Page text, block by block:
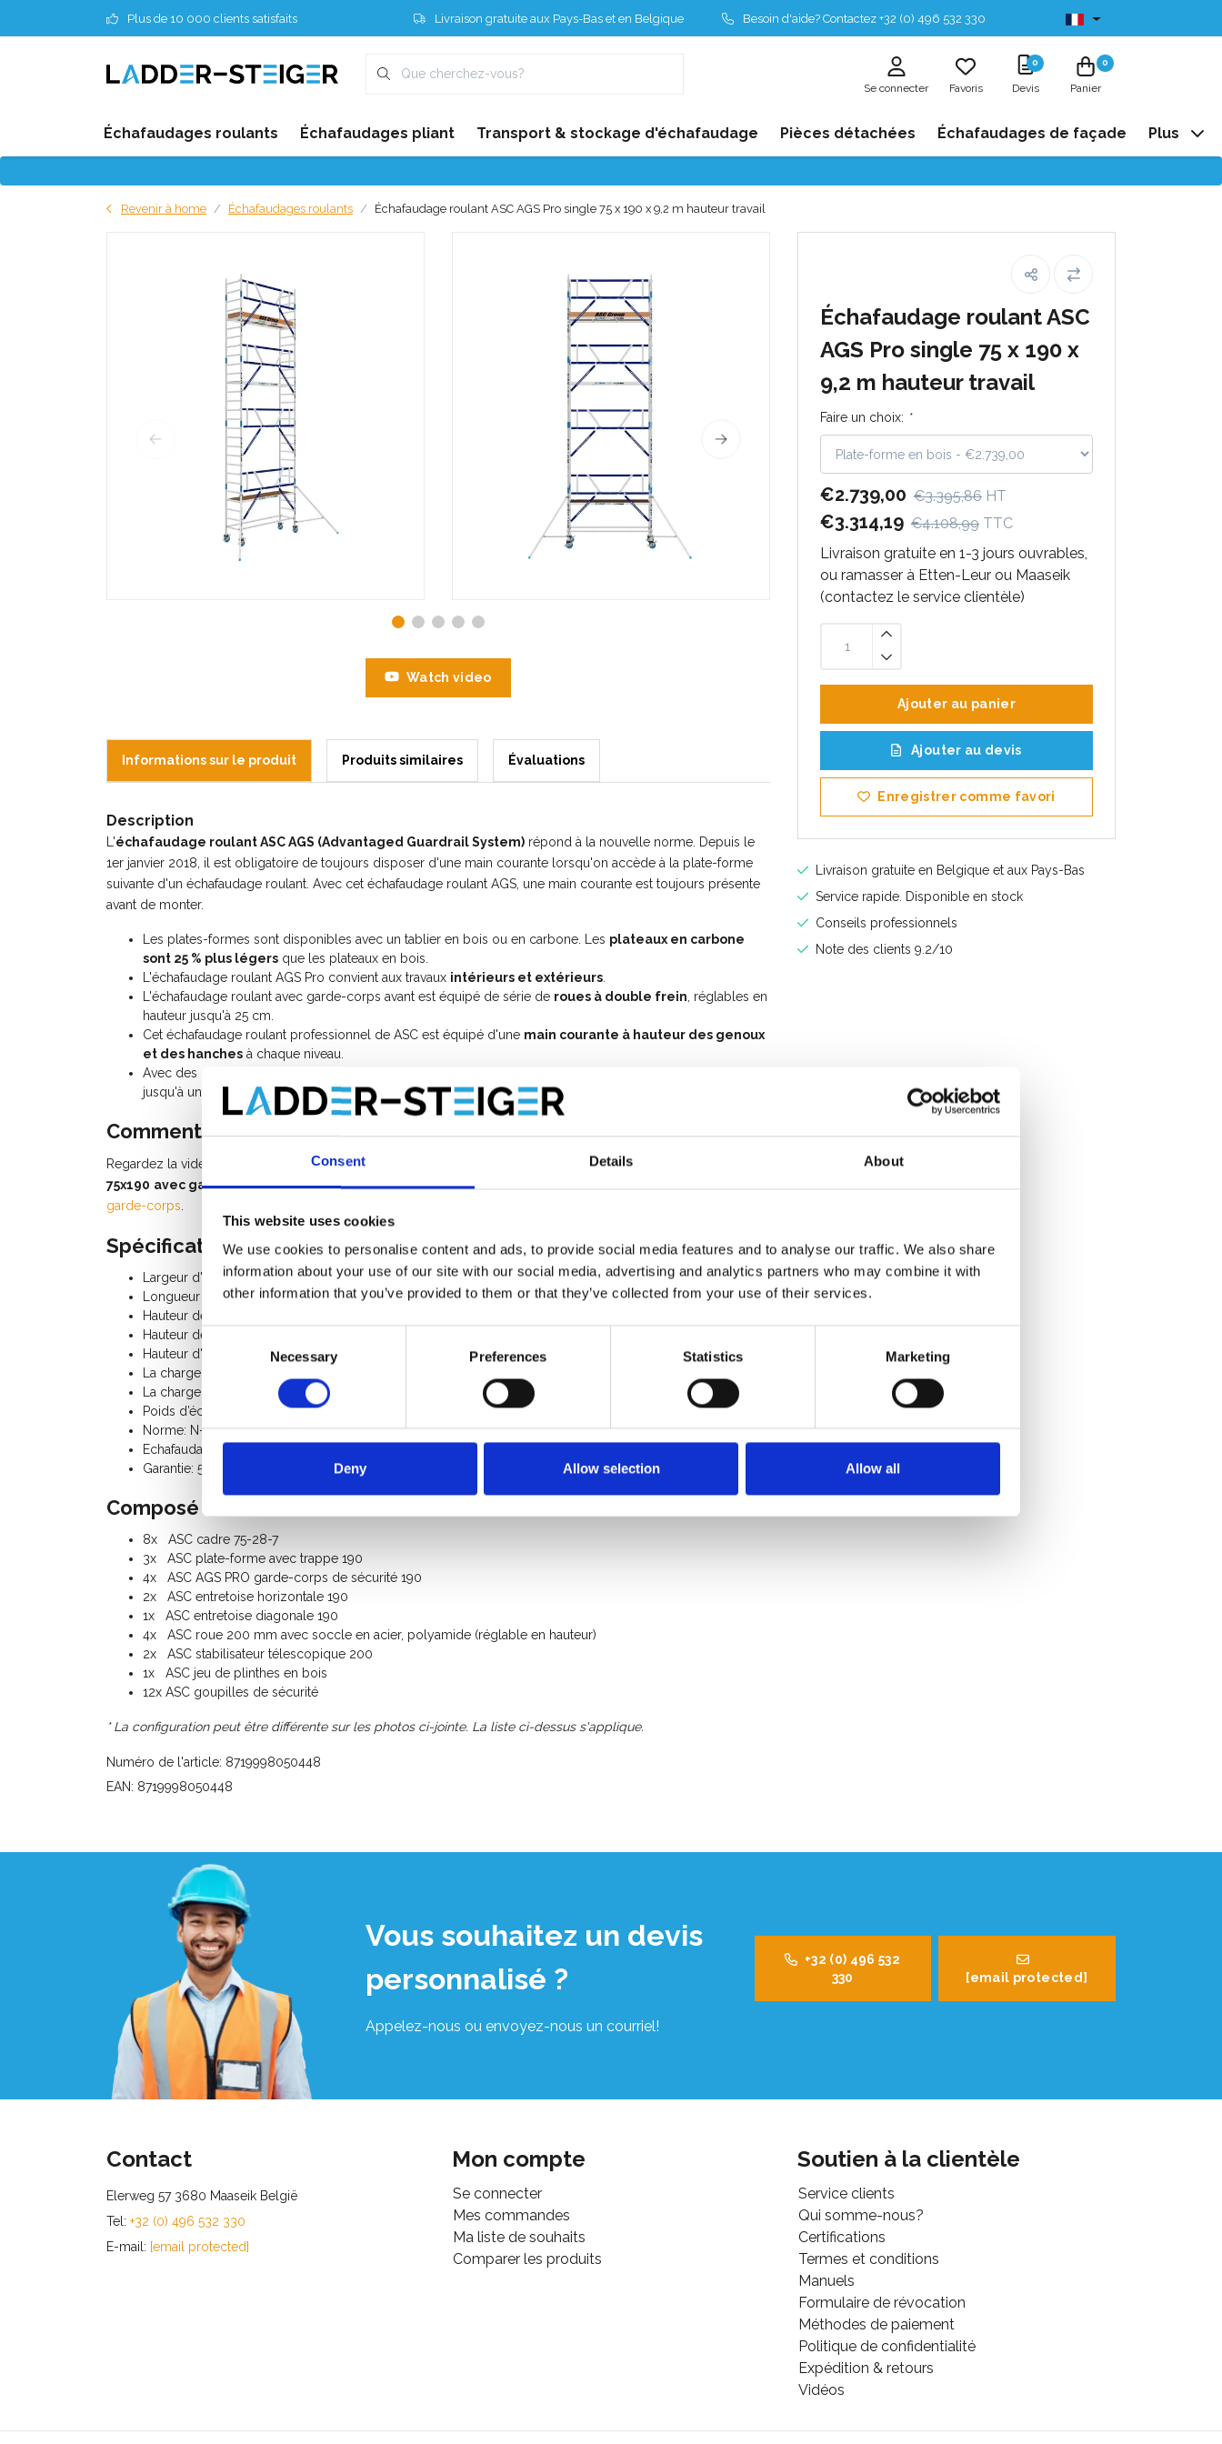
Consent Details About
This website uses cookies
We use cookies to personalise content and ads, to provide social media features and to analyse our traffic. We also share
information about your use of our site with our social media, advertising and analytics partners who may combine it with
other information that you’ve provided to them or that they’ve collected from your use of their services.
Consent
Necessary Preferences Statistics Marketing
Deny Allow selection Allow all
Plus de 10 000 clients satisfaits Livraison gratuite aux Pays-Bas et en Belgique Besoin d'aide? Contactez +32 (0) 496 532 330 Disponibles de stock
Se connecter Favoris
0
Devis
0
Panier
Échafaudages roulants Échafaudages pliant Transport & stockage d'échafaudage Pièces détachées Échafaudages de façade Plus
Revenir à home Échafaudages roulants Échafaudage roulant ASC AGS Pro single 75 x 190 x 9,2 m hauteur travail
Échafaudage roulant ASC
AGS Pro single 75 x 190 x
9,2 m hauteur travail
Faire un choix: *
€2.739,00 €3.395,86 HT
€3.314,19 €4.108,99 TTC
Livraison gratuite en 1-3 jours ouvrables,
ou ramasser à Etten-Leur ou Maaseik
(contactez le service clientèle)
Ajouter au panier
Ajouter au devis
Enregistrer comme favori
Livraison gratuite en Belgique et aux Pays-Bas
Service rapide. Disponible en stock
Conseils professionnels
Note des clients 9.2/10
Watch video
Informations sur le produit Produits similaires Évaluations
Description
L'échafaudage roulant ASC AGS (Advantaged Guardrail System) répond à la nouvelle norme. Depuis le
1er janvier 2018, il est obligatoire de toujours disposer d'une main courante lorsqu'on accède à la plate-forme
suivante d'un échafaudage roulant. Avec cet échafaudage roulant AGS, une main courante est toujours présente
avant de monter.
Les plates-formes sont disponibles avec un tablier en bois ou en carbone. Les plateaux en carbone
sont 25 % plus légers que les plateaux en bois.
L'échafaudage roulant AGS Pro convient aux travaux intérieurs et extérieurs
L'échafaudage roulant avec garde-corps avant est équipé de série de roues à double frein , réglables en
hauteur jusqu'à 25 cm.
Cet échafaudage roulant professionnel de ASC est équipé d'une main courante à hauteur des genoux
et des hanches à chaque niveau.
Avec des composants d'échafaudage
jusqu'à une hauteur de travail de 10 mètres.
Comment monter un échafaudage mobile avec garde-corps avant?
Regardez la vidéo d'instructions (watch video) pour le montage de
l'échafaudage mobile ASC AGS PRO
75x190 avec garde-corps avant, ou consultez lemanuel d'instructions d'échafaudage roulant AGS Pro avec
garde-corps
Spécifications:
Largeur d'échafaudage: 0,75 m
Longueur d'échafaudage: 1,90 m
Hauteur de travail: 9,20 m
Hauteur de plate-forme: 7,20 m
Hauteur d'échafaudage: 8,20 m
La charge admissible par plancher: 250 Kg
La charge totale admissible par l’échafaudage: 750 Kg
Poids d’échafaudage: 184 Kg
Norme: N-EN1004-3, EN 1298, TÜV-GS, usage professionnel
Echafaudage Classe III (200 Kg/m²)
Garantie: 5 ans
Composé du kit:
8x ASC cadre 75-28-7
3x ASC plate-forme avec trappe 190
4x ASC AGS PRO garde-corps de sécurité 190
2x ASC entretoise horizontale 190
1x ASC entretoise diagonale 190
4x ASC roue 200 mm avec soccle en acier, polyamide (réglable en hauteur)
2x ASC stabilisateur télescopique 200
1x ASC jeu de plinthes en bois
12x ASC goupilles de sécurité
* La configuration peut être différente sur les photos ci-jointe. La liste ci-dessus s'applique.
Numéro de l'article: 8719998050448
EAN: 8719998050448
Vous souhaitez un devis
personnalisé ?
Appelez-nous ou envoyez-nous un courriel!
+32 (0) 496 532
330
[email protected]
Contact
Elerweg 57 3680 Maaseik België
Tel: +32 (0) 496 532 330
E-mail: [email protected]
Mon compte
Se connecter
Mes commandes
Ma liste de souhaits
Comparer les produits
Soutien à la clientèle
Service clients
Qui somme-nous?
Certifications
Termes et conditions
Manuels
Formulaire de révocation
Méthodes de paiement
Politique de confidentialité
Expédition & retours
Vidéos